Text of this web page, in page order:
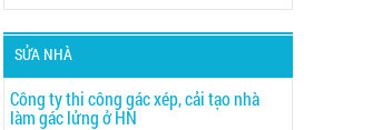
SỬA NHÀ
Công ty thi công gác xép, cải tạo nhà
làm gác lửng ở HN